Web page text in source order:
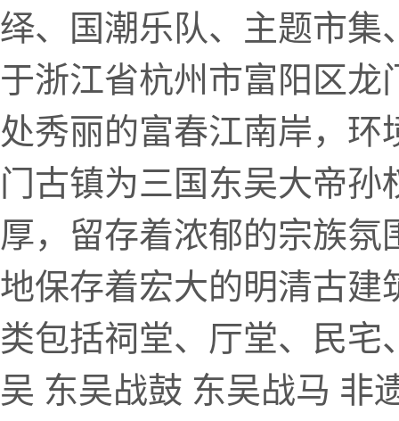
绎、国潮乐队、主题市集
于浙江省杭州市富阳区龙
处秀丽的富春江南岸，
门古镇为三国东吴大帝
厚，留存着浓郁的宗族
地保存着宏大的明清古建
类包括祠堂、厅堂、民
吴 东吴战鼓 东吴战马 非